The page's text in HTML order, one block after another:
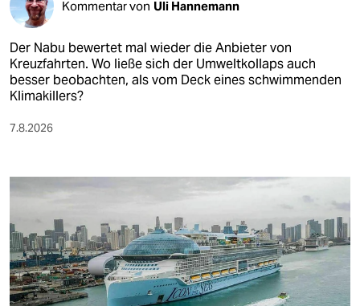
Kommentar von Uli Hannemann
Der Nabu bewertet mal wieder die Anbieter von
Kreuzfahrten. Wo ließe sich der Umweltkollaps auch
besser beobachten, als vom Deck eines schwimmenden
Klimakillers?
7.8.2026